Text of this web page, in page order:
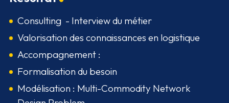
Consulting - Interview du métier
Valorisation des connaissances en logistique
Accompagnement :
Formalisation du besoin
Modélisation : Multi-Commodity Network